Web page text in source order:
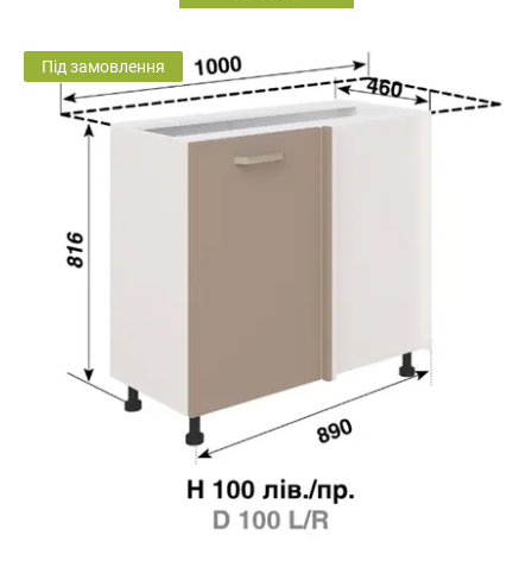
Під замовлення